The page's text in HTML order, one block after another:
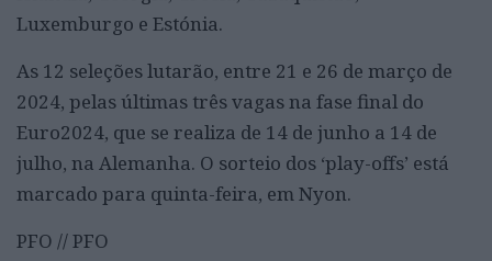
Luxemburgo e Estónia.
As 12 seleções lutarão, entre 21 e 26 de março de
2024, pelas últimas três vagas na fase final do
Euro2024, que se realiza de 14 de junho a 14 de
julho, na Alemanha. O sorteio dos ‘play-offs’ está
marcado para quinta-feira, em Nyon.
PFO // PFO